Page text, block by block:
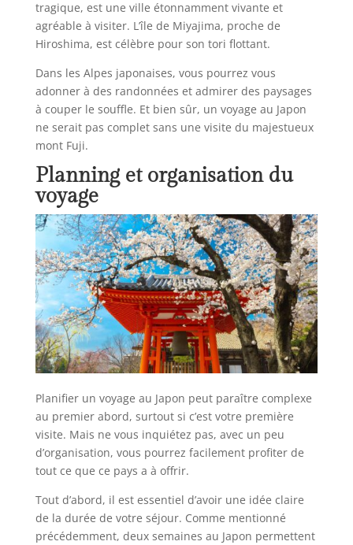
tragique, est une ville étonnamment vivante et
agréable à visiter. L’île de Miyajima, proche de
Hiroshima, est célèbre pour son tori flottant.
Dans les Alpes japonaises, vous pourrez vous
adonner à des randonnées et admirer des paysages
à couper le souffle. Et bien sûr, un voyage au Japon
ne serait pas complet sans une visite du majestueux
mont Fuji.
Planning et organisation du
voyage
Planifier un voyage au Japon peut paraître complexe
au premier abord, surtout si c’est votre première
visite. Mais ne vous inquiétez pas, avec un peu
d’organisation, vous pourrez facilement profiter de
tout ce que ce pays a à offrir.
Tout d’abord, il est essentiel d’avoir une idée claire
de la durée de votre séjour. Comme mentionné
précédemment, deux semaines au Japon permettent